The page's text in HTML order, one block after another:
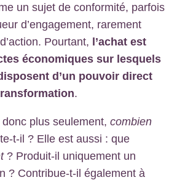
un sujet de conformité, parfois
d’engagement, rarement
Pourtant, l’achat est
économiques sur lesquels
d’un pouvoir direct
.
donc plus seulement, combien
t-il ? Elle est aussi : que
? Produit-il uniquement un
? Contribue-t-il également à